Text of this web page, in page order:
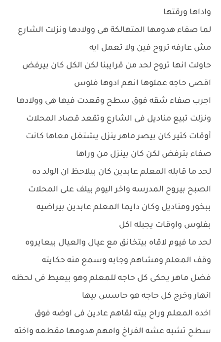
واداها ورقتها
لما صفاء هدومها المتهالكة هى وولادها ونزلت الشارع
مش عارفه تروح فين ولا تعمل ايه
حاولت انها تروح لحد من قرايبنا لكن الكل كان بيرفض
اقصى حاجه عملوها انهم ادوها فلوس
اجرب صفاء شقه فوق سطح وقعدت فيها هى وولادها
ونزلت تبيع مناديل فى الشارع وتقعد قصاد المحلات
أوقات كتير كان بيصر ماهر ينزل يشتغل معاها كانت
صفاء بترفض لكن كان بينزل من وراها
لحد ما قابله المعلم عابدين كان بيلاحظ ان الولد ده
الصبح بيروح المدرسه واخر اليوم بيلف على المحلات
ببخور ومناديل وكان دايما المعلم عابدين بيراضيه
بفلوس واوقات يجبله اكل
لحد ما فيوم لاقاه بيتخانق مع عيال والعيال بيعايروه
وقف المعلم ومشاهم وجابه وسمع منه حكايته
فضل ماهر يحكى كل حاجه للمعلم وهو بيعيط فى لحظه
انهار وخرج كل حاجه هو حاسس بيها
اخده المعلم وراح بيته لقاهم عادين فى اوضه فوق
سطح تشبه عشه الفراخ وامهم هدومها مقطعه واخته